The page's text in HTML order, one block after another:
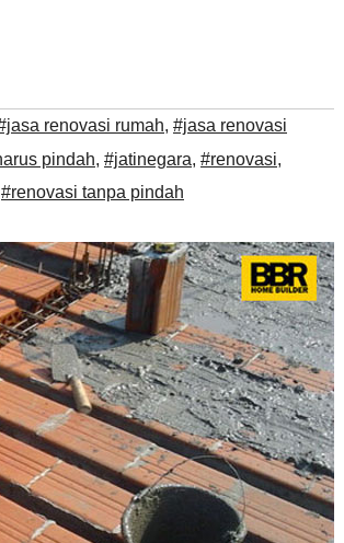
renovasi rumah, #jasa renovasi
pindah, #jatinegara, #renovasi,
#renovasi tanpa pindah